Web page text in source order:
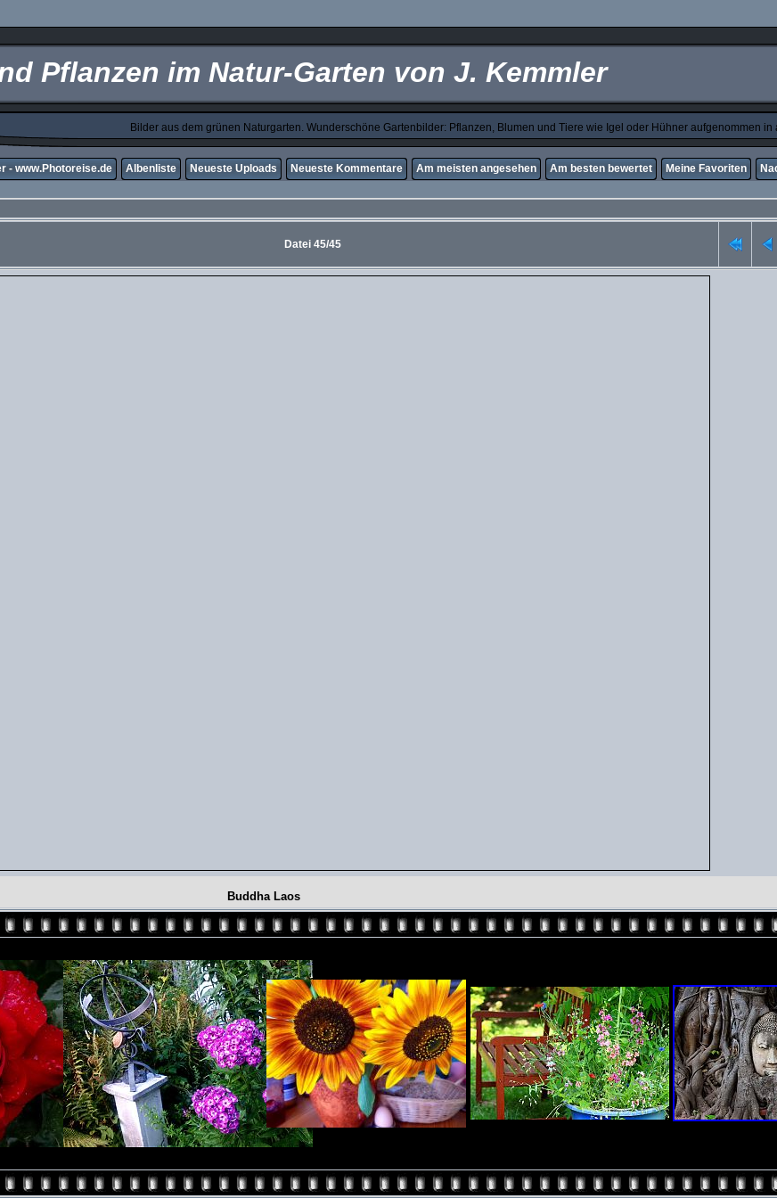
Pflanzen im Natur-Garten von J. Kemmler
Bilder aus dem grünen Naturgarten. Wunderschöne Gartenbilder: Pflanzen, Blumen und Tiere wie Igel oder Hühner aufgenommen
- www.Photoreise.de Albenliste Neueste Uploads Neueste Kommentare Am meisten angesehen Am besten bewertet Meine Favoriten
Datei 45/45
Buddha Laos